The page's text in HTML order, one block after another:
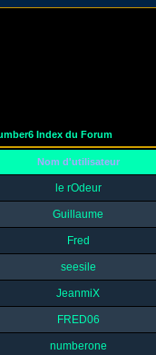
Index du Forum
Nom d'utilisateur
le rOdeur
Guillaume
Fred
seesile
JeanmiX
FRED06
numberone